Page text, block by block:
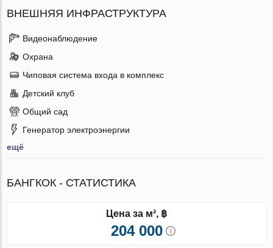
ВНЕШНЯЯ ИНФРАСТРУКТУРА
Видеонаблюдение
Охрана
Чиповая система входа в комплекс
Детский клуб
Общий сад
Генератор электроэнергии
ещё
БАНГКОК - СТАТИСТИКА
Цена за м², ฿
204 000